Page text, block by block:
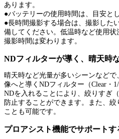
あります。
●バッテリーの使用時間は、目安と
●長時間撮影する場合は、撮影した
備してください。低温時など使用
撮影時間は変わります。
NDフィルターが導く、晴天時
晴天時など光量が多いシーンなど
像へと導くNDフィルター（Clear・
NDを入れることにより、絞りすぎ
防止することができます。また、
ことも可能です。
プロアシスト機能でサポートす